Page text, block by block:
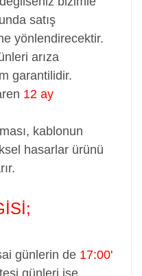
satış
yönlendirecektir.
arıza
garantilidir.
12 ay
kablonun
hasarlar ürünü
günlerin de 17:00'
günleri ise